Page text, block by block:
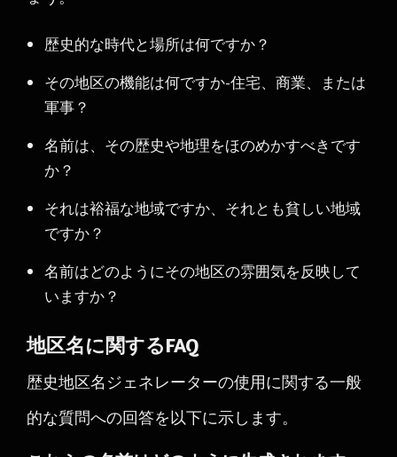
歴史的な時代と場所は何ですか？
その地区の機能は何ですか-住宅、商業、または
軍事？
名前は、その歴史や地理をほのめかすべきです
か？
それは裕福な地域ですか、それとも貧しい地域
ですか？
名前はどのようにその地区の雰囲気を反映して
いますか？
地区名に関するFAQ
歴史地区名ジェネレーターの使用に関する一般
的な質問への回答を以下に示します。